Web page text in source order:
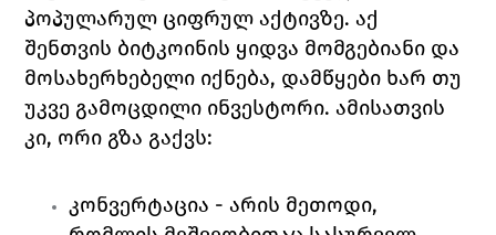
პოპულარულ ციფრულ აქტივზე. აქ
შენთვის ბიტკოინის ყიდვა მომგებიანი და
მოსახერხებელი იქნება, დამწყები ხარ თუ
უკვე გამოცდილი ინვესტორი. ამისათვის
კი, ორი გზა გაქვს:
კონვერტაცია - არის მეთოდი,